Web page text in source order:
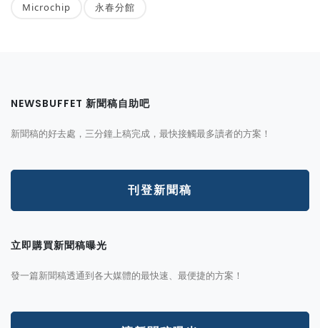
Microchip 永春分館
NEWSBUFFET 新聞稿自助吧
新聞稿的好去處，三分鐘上稿完成，最快接觸最多讀者的方案！
刊登新聞稿
立即購買新聞稿曝光
發一篇新聞稿透通到各大媒體的最快速、最便捷的方案！